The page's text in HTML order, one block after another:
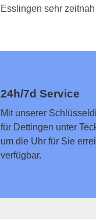
Esslingen sehr
24h/7d Service
Mit unserer
für Dettingen unter
um die Uhr für Sie
verfügbar.